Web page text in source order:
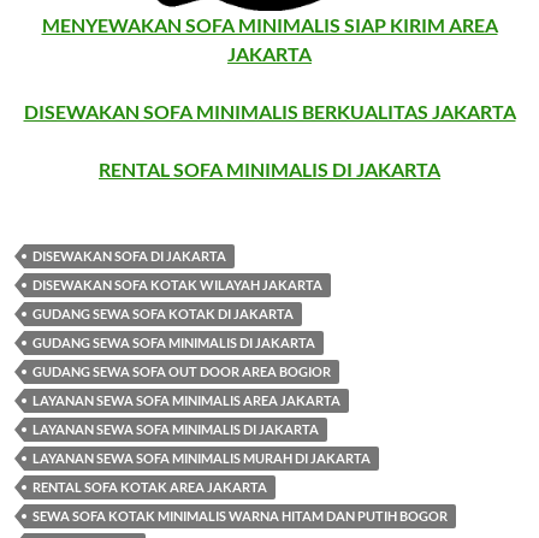
MENYEWAKAN SOFA MINIMALIS SIAP KIRIM AREA
JAKARTA
DISEWAKAN SOFA MINIMALIS BERKUALITAS JAKARTA
RENTAL SOFA MINIMALIS DI JAKARTA
DISEWAKAN SOFA DI JAKARTA
DISEWAKAN SOFA KOTAK WILAYAH JAKARTA
GUDANG SEWA SOFA KOTAK DI JAKARTA
GUDANG SEWA SOFA MINIMALIS DI JAKARTA
GUDANG SEWA SOFA OUT DOOR AREA BOGIOR
LAYANAN SEWA SOFA MINIMALIS AREA JAKARTA
LAYANAN SEWA SOFA MINIMALIS DI JAKARTA
LAYANAN SEWA SOFA MINIMALIS MURAH DI JAKARTA
RENTAL SOFA KOTAK AREA JAKARTA
SEWA SOFA KOTAK MINIMALIS WARNA HITAM DAN PUTIH BOGOR